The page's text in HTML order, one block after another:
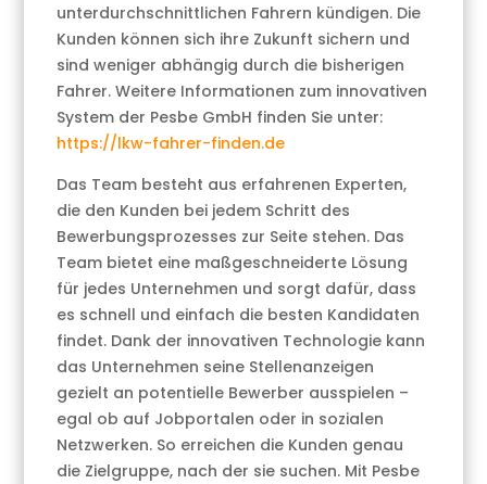
unterdurchschnittlichen Fahrern kündigen. Die
Kunden können sich ihre Zukunft sichern und
sind weniger abhängig durch die bisherigen
Fahrer. Weitere Informationen zum innovativen
System der Pesbe GmbH finden Sie unter:
https://lkw-fahrer-finden.de
Das Team besteht aus erfahrenen Experten,
die den Kunden bei jedem Schritt des
Bewerbungsprozesses zur Seite stehen. Das
Team bietet eine maßgeschneiderte Lösung
für jedes Unternehmen und sorgt dafür, dass
es schnell und einfach die besten Kandidaten
findet. Dank der innovativen Technologie kann
das Unternehmen seine Stellenanzeigen
gezielt an potentielle Bewerber ausspielen –
egal ob auf Jobportalen oder in sozialen
Netzwerken. So erreichen die Kunden genau
die Zielgruppe, nach der sie suchen. Mit Pesbe